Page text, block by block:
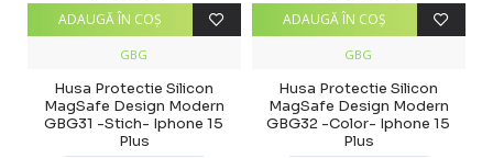
GBG
Husa Protectie Silicon
MagSafe Design Modern
GBG31 -Stich- Iphone 15
Plus
ADAUGĂ ÎN COŞ
GBG
Husa Protectie Silicon
MagSafe Design Modern
GBG32 -Color- Iphone 15
Plus
ADAUGĂ ÎN COŞ